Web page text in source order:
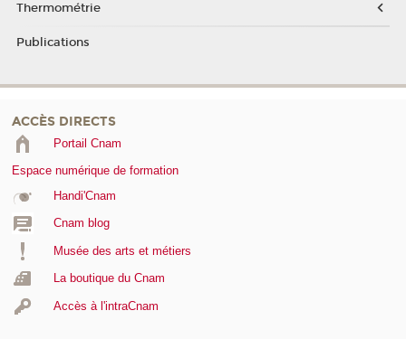
Thermométrie
Publications
ACCÈS DIRECTS
Portail Cnam
Espace numérique de formation
Handi'Cnam
Cnam blog
Musée des arts et métiers
La boutique du Cnam
Accès à l'intraCnam